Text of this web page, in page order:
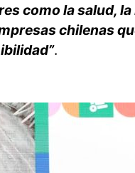
como la salud,
chilenas
.